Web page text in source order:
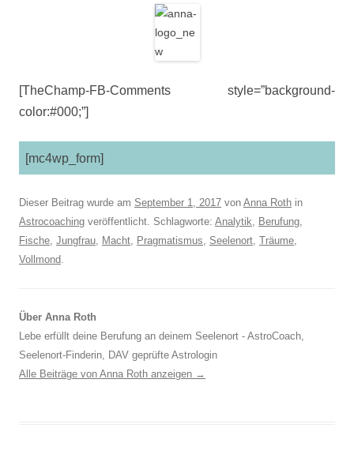
[TheChamp-FB-Comments style=”background-
color:#000;”]
[mc4wp_form]
Dieser Beitrag wurde am September 1, 2017 von Anna Roth in
Astrocoaching veröffentlicht. Schlagworte: Analytik, Berufung,
Fische, Jungfrau, Macht, Pragmatismus, Seelenort, Träume,
Vollmond.
Über Anna Roth
Lebe erfüllt deine Berufung an deinem Seelenort - AstroCoach,
Seelenort-Finderin, DAV geprüfte Astrologin
Alle Beiträge von Anna Roth anzeigen →